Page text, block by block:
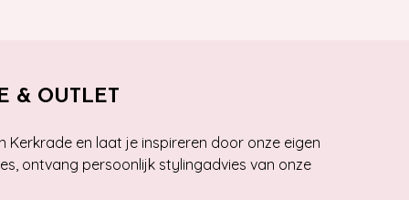
& OUTLET
Kerkrade en laat je inspireren door onze eigen
ontvang persoonlijk stylingadvies van onze